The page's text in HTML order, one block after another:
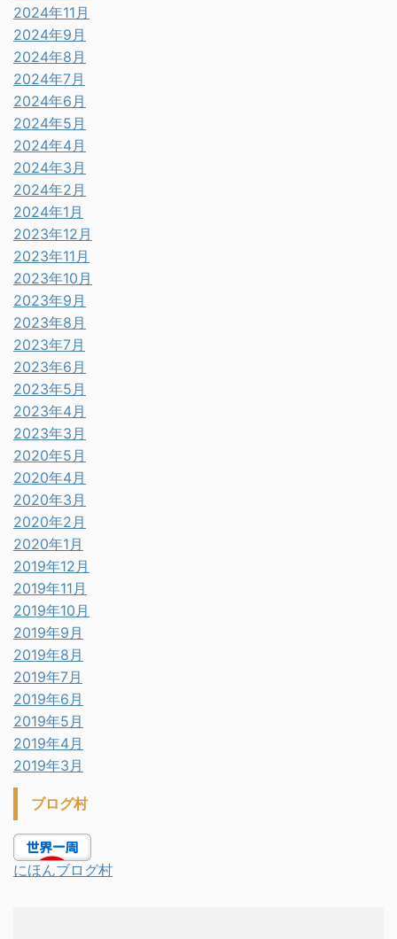
2024年11月
2024年9月
2024年8月
2024年7月
2024年6月
2024年5月
2024年4月
2024年3月
2024年2月
2024年1月
2023年12月
2023年11月
2023年10月
2023年9月
2023年8月
2023年7月
2023年6月
2023年5月
2023年4月
2023年3月
2020年5月
2020年4月
2020年3月
2020年2月
2020年1月
2019年12月
2019年11月
2019年10月
2019年9月
2019年8月
2019年7月
2019年6月
2019年5月
2019年4月
2019年3月
ブログ村
にほんブログ村